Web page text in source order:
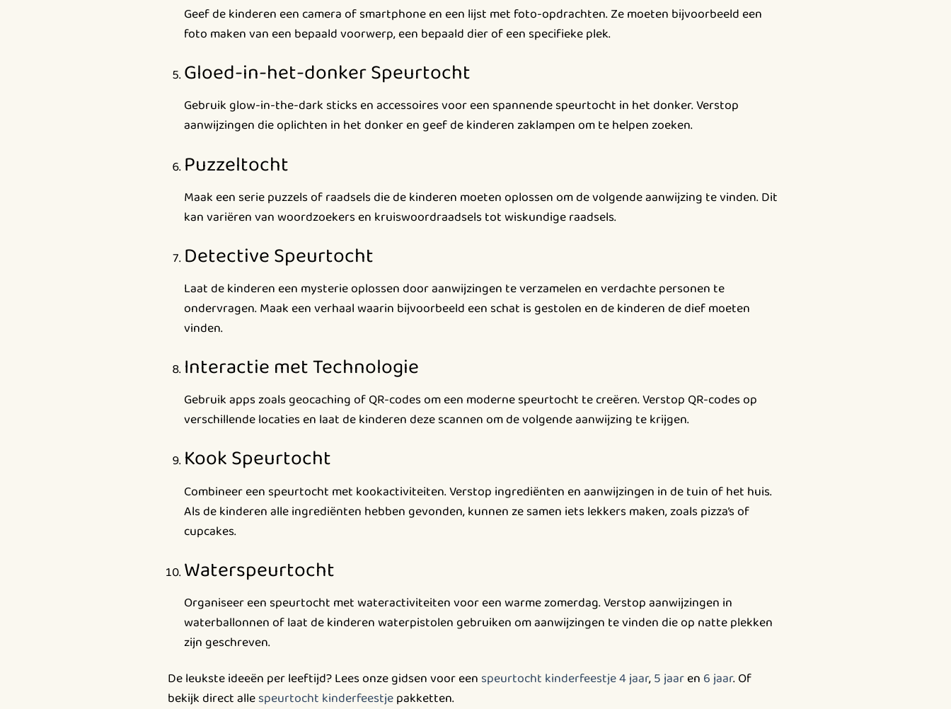
Geef de kinderen een camera of smartphone en een lijst met foto-opdrachten. Ze moeten bijvoorbeeld een
foto maken van een bepaald voorwerp, een bepaald dier of een specifieke plek.
Gloed-in-het-donker Speurtocht
Gebruik glow-in-the-dark sticks en accessoires voor een spannende speurtocht in het donker. Verstop
aanwijzingen die oplichten in het donker en geef de kinderen zaklampen om te helpen zoeken.
Puzzeltocht
Maak een serie puzzels of raadsels die de kinderen moeten oplossen om de volgende aanwijzing te vinden. Dit
kan variëren van woordzoekers en kruiswoordraadsels tot wiskundige raadsels.
Detective Speurtocht
Laat de kinderen een mysterie oplossen door aanwijzingen te verzamelen en verdachte personen te
ondervragen. Maak een verhaal waarin bijvoorbeeld een schat is gestolen en de kinderen de dief moeten
vinden.
Interactie met Technologie
Gebruik apps zoals geocaching of QR-codes om een moderne speurtocht te creëren. Verstop QR-codes op
verschillende locaties en laat de kinderen deze scannen om de volgende aanwijzing te krijgen.
Kook Speurtocht
Combineer een speurtocht met kookactiviteiten. Verstop ingrediënten en aanwijzingen in de tuin of het huis.
Als de kinderen alle ingrediënten hebben gevonden, kunnen ze samen iets lekkers maken, zoals pizza’s of
cupcakes.
Waterspeurtocht
Organiseer een speurtocht met wateractiviteiten voor een warme zomerdag. Verstop aanwijzingen in
waterballonnen of laat de kinderen waterpistolen gebruiken om aanwijzingen te vinden die op natte plekken
zijn geschreven.
De leukste ideeën per leeftijd? Lees onze gidsen voor een speurtocht kinderfeestje 4 jaar,5 jaaren 6 jaar. Of
bekijk direct allespeurtocht kinderfeestjepakketten.